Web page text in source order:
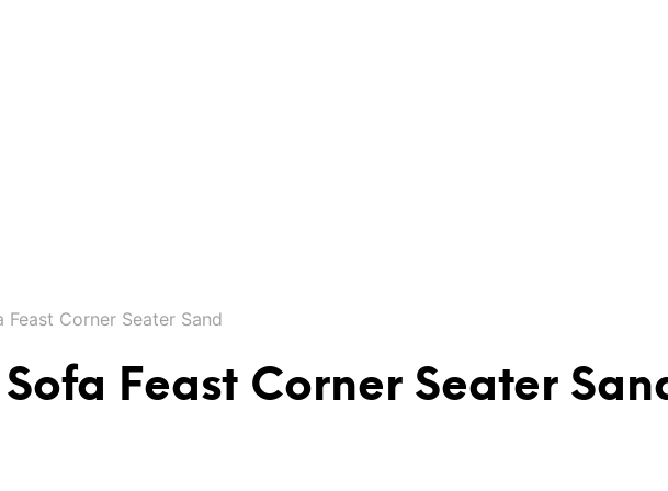
Corner Seater Sand
Feast Corner Seater